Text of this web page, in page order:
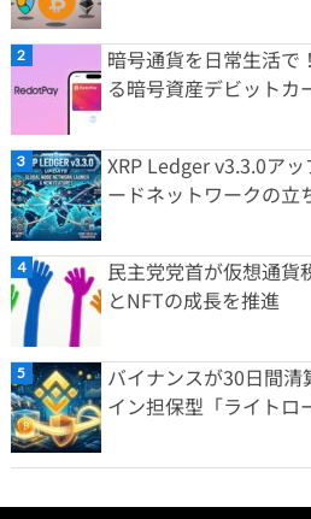
暗号通貨を日常生活で
る暗号資産デビットカ
XRP Ledger v3.3.0ア
ードネットワークの立
民主党党首が仮想通貨
とNFTの成長を推進
バイナンスが30日間
イン担保型「ライトロ